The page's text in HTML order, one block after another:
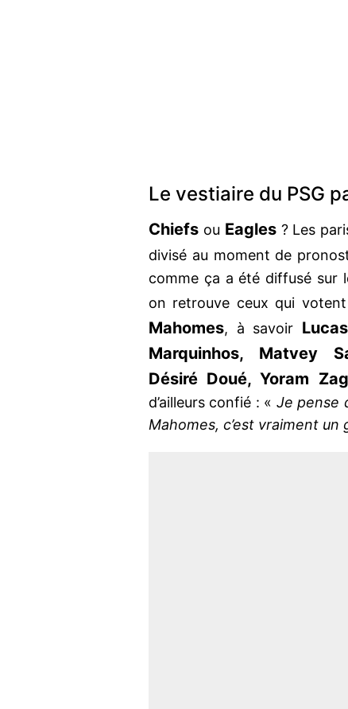
Le vestiaire du PSG
Chiefs ou Eagles? Les
divisé au moment de
comme ça a été diffusé sur
on retrouve ceux qui
Mahomes, à savoir
Marquinhos, Matvey
Désiré Doué, Yoram
d’ailleurs confié : « Je pense
Mahomes, c’est vraiment un